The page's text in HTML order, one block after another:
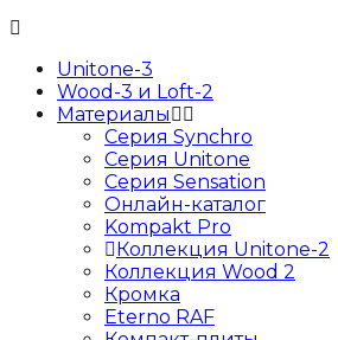
Unitone-3
Wood-3 и Loft-2
Материалы
Серия Synchro
Серия Unitone
Серия Sensation
Онлайн-каталог
Kompakt Pro
Коллекция Unitone-2
Коллекция Wood 2
Кромка
Eterno RAF